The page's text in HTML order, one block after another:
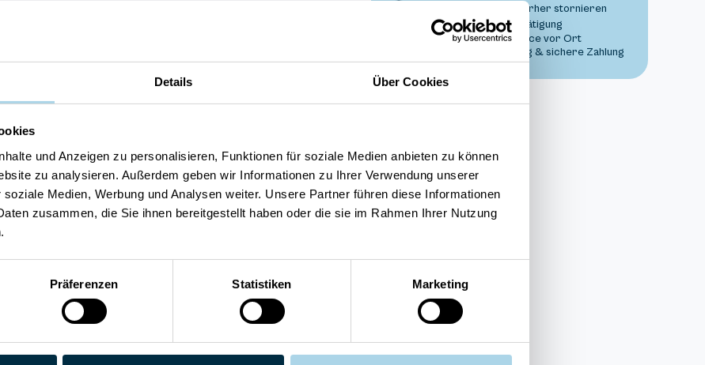
Details Über Cookies
und Anzeigen zu personalisieren, Funktionen für soziale Medien anbieten zu können
zu analysieren. Außerdem geben wir Informationen zu Ihrer Verwendung unserer
Medien, Werbung und Analysen weiter. Unsere Partner führen diese Informationen
zusammen, die Sie ihnen bereitgestellt haben oder die sie im Rahmen Ihrer Nutzung
Präferenzen Statistiken Marketing
Waschmaschine
WLAN
Risikofrei bis 60 Tage vorher stornieren
Sofortige Buchungsbestätigung
Persönlicher Gästeservice vor Ort
Transparente Abwicklung & sichere Zahlung